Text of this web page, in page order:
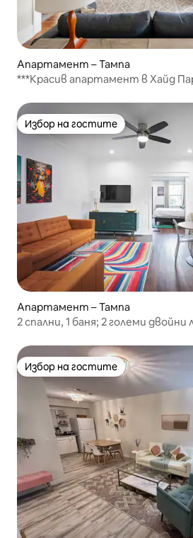
Апартамент – Тампа
***Красив апартамент в Хайд
Избор на гостите
Избор на гостите
Апартамент – Тампа
2 спални, 1 баня; 2 големи
Избор на гостите
Избор на гостите